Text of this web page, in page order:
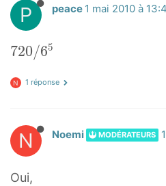
P peace 1 mai 2010 à
7
0
6
5
7
2
720/65
N 1 réponse
N Noemi MODÉRATEURS
Oui,